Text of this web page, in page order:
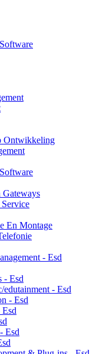
Ontwikkeling
Gateways
En Montage
- Esd
- Esd
- Esd
- Esd
Esd